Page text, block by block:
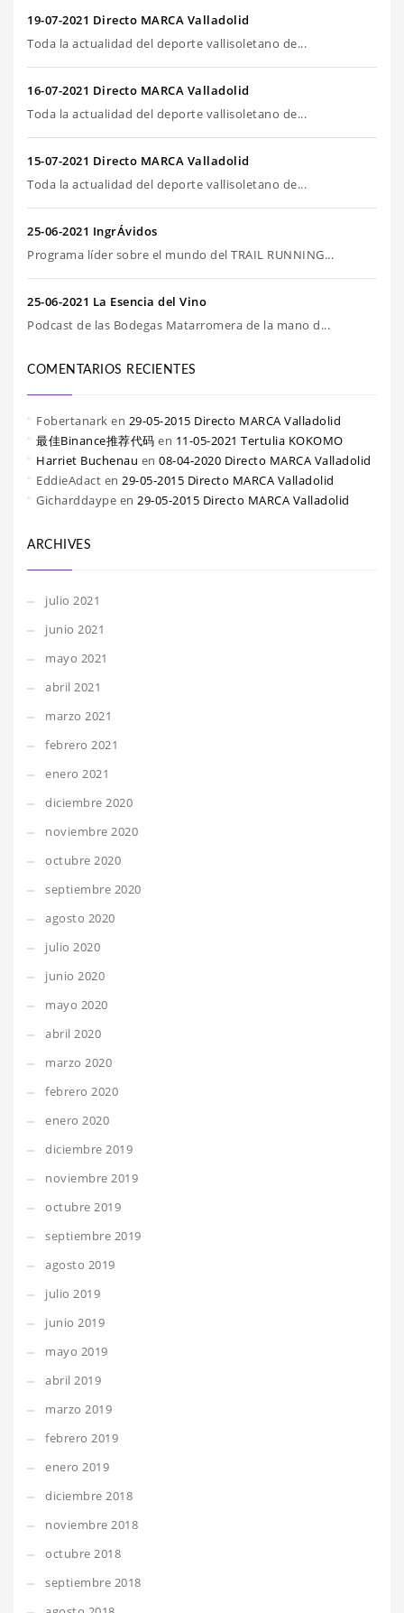
19-07-2021 Directo MARCA Valladolid
Toda la actualidad del deporte vallisoletano de...
16-07-2021 Directo MARCA Valladolid
Toda la actualidad del deporte vallisoletano de...
15-07-2021 Directo MARCA Valladolid
Toda la actualidad del deporte vallisoletano de...
25-06-2021 IngrÁvidos
Programa líder sobre el mundo del TRAIL RUNNING...
25-06-2021 La Esencia del Vino
Podcast de las Bodegas Matarromera de la mano d...
COMENTARIOS RECIENTES
Fobertanark en 29-05-2015 Directo MARCA Valladolid
最佳Binance推荐代码 en 11-05-2021 Tertulia KOKOMO
Harriet Buchenau en 08-04-2020 Directo MARCA Valladolid
EddieAdact en 29-05-2015 Directo MARCA Valladolid
Gicharddaype en 29-05-2015 Directo MARCA Valladolid
ARCHIVES
julio 2021
junio 2021
mayo 2021
abril 2021
marzo 2021
febrero 2021
enero 2021
diciembre 2020
noviembre 2020
octubre 2020
septiembre 2020
agosto 2020
julio 2020
junio 2020
mayo 2020
abril 2020
marzo 2020
febrero 2020
enero 2020
diciembre 2019
noviembre 2019
octubre 2019
septiembre 2019
agosto 2019
julio 2019
junio 2019
mayo 2019
abril 2019
marzo 2019
febrero 2019
enero 2019
diciembre 2018
noviembre 2018
octubre 2018
septiembre 2018